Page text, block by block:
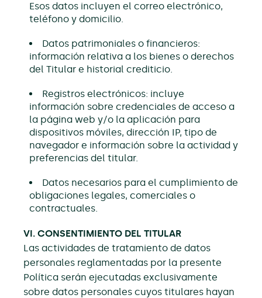
Esos datos incluyen el correo electrónico,
teléfono y domicilio.
Datos patrimoniales o financieros:
información relativa a los bienes o derechos
del Titular e historial crediticio.
Registros electrónicos: incluye
información sobre credenciales de acceso a
la página web y/o la aplicación para
dispositivos móviles, dirección IP, tipo de
navegador e información sobre la actividad y
preferencias del titular.
Datos necesarios para el cumplimiento de
obligaciones legales, comerciales o
contractuales.
VI. CONSENTIMIENTO DEL TITULAR
Las actividades de tratamiento de datos
personales reglamentadas por la presente
Política serán ejecutadas exclusivamente
sobre datos personales cuyos titulares hayan